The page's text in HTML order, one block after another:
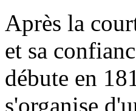
Après la
et sa
débute en
s'organise